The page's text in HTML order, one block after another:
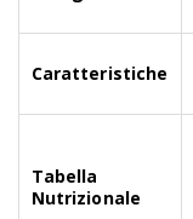
Caratteristiche
Tabella
Nutrizionale